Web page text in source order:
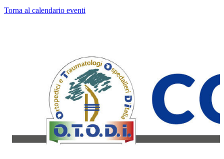
Torna al calendario eventi